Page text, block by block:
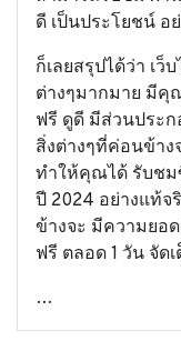
ดี เป็นประโยชน์ อ
ก็เลยสรุปได้ว่า เว็
ต่างๆมากมาย มีคุ
ฟรี ดูดี มีส่วนประ
สิ่งต่างๆที่ค่อนข้าง
ทำให้คุณได้ รับชม
ปี 2024 อย่างแท้จ
ข้างจะ มีความยอ
ฟรี ตลอด 1 วัน จัดเ
…